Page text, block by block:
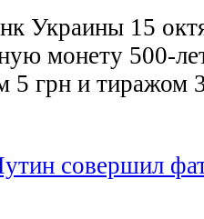
Украины 15
монету 500-
5 грн и тиражом
совершил